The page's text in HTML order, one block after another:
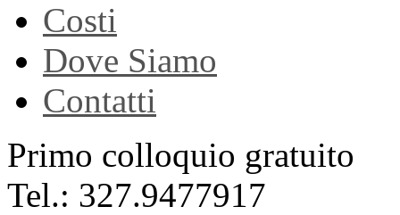
Costi
Dove Siamo
Contatti
Primo colloquio gratuito
Tel.: 327.9477917